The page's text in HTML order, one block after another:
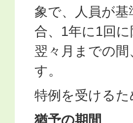
象で、人員が
合、1年に1回
翌々月までの
す。
特例を受ける
猶予の期間